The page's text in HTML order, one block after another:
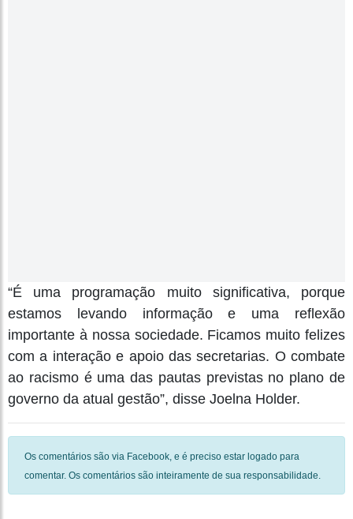
“É uma programação muito significativa, porque
estamos levando informação e uma reflexão
importante à nossa sociedade. Ficamos muito felizes
com a interação e apoio das secretarias. O combate
ao racismo é uma das pautas previstas no plano de
governo da atual gestão”, disse Joelna Holder.
Os comentários são via Facebook, e é preciso estar logado para
comentar. Os comentários são inteiramente de sua responsabilidade.